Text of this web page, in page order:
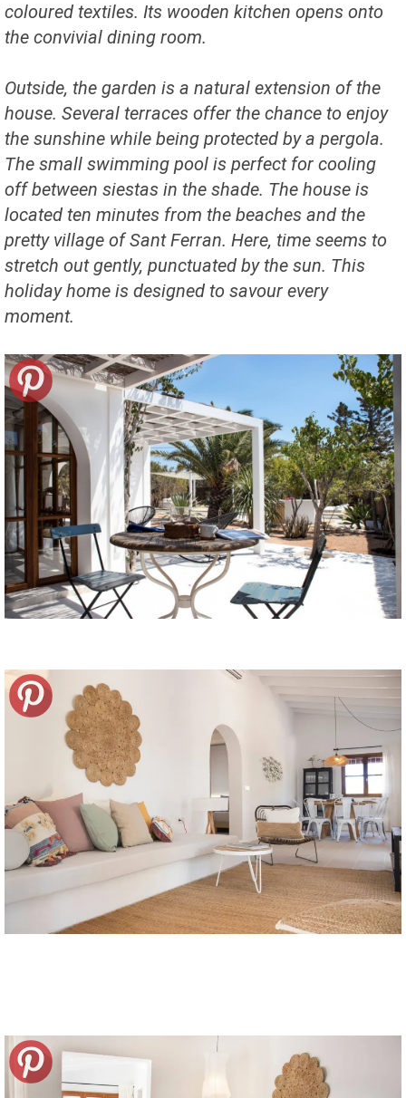
coloured textiles. Its wooden kitchen opens onto
the convivial dining room.
Outside, the garden is a natural extension of the
house. Several terraces offer the chance to enjoy
the sunshine while being protected by a pergola.
The small swimming pool is perfect for cooling
off between siestas in the shade. The house is
located ten minutes from the beaches and the
pretty village of Sant Ferran. Here, time seems to
stretch out gently, punctuated by the sun. This
holiday home is designed to savour every
moment.